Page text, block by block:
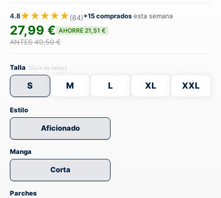
4.8★★★★★(84)+15 comprados esta semana
27,99 € AHORRE 21,51 €
ANTES 49,50 €
Talla (Guía de tallas)
S M L XL XXL
Estilo
Aficionado
Manga
Corta
Parches